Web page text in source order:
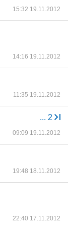
15:32 19.11.2012
14:16 19.11.2012
11:35 19.11.2012
... 2
09:09 19.11.2012
19:48 18.11.2012
22:40 17.11.2012